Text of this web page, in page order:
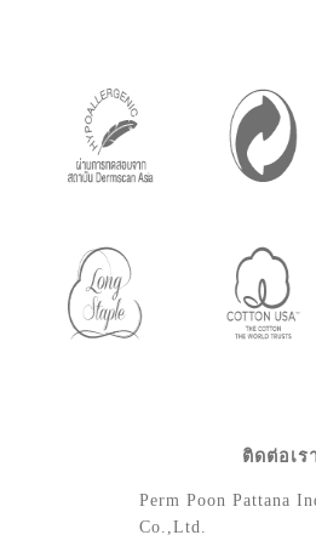
ติดต่อเร
Perm Poon Pattana
Co.,Ltd.